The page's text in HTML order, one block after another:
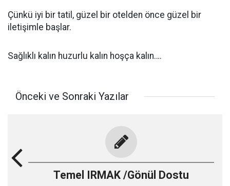
Çünkü iyi bir tatil, güzel bir otelden önce güzel bir
iletişimle başlar.
Sağlıklı kalın huzurlu kalın hoşça kalın….
Önceki ve Sonraki Yazılar
Temel IRMAK /Gönül Dostu